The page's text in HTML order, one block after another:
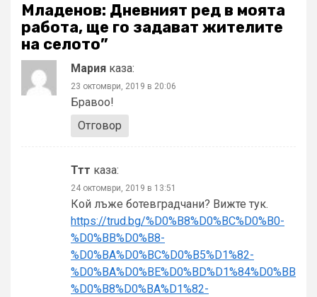
Младенов: Дневният ред в моята
работа, ще го задават жителите
на селото”
Мария каза:
23 октомври, 2019 в 20:06
Бравоо!
Отговор
Ттт каза:
24 октомври, 2019 в 13:51
Кой лъже ботевградчани? Вижте тук.
https://trud.bg/%D0%B8%D0%BC%D0%B0-
%D0%BB%D0%B8-
%D0%BA%D0%BC%D0%B5%D1%82-
%D0%BA%D0%BE%D0%BD%D1%84%D0%BB
%D0%B8%D0%BA%D1%82-